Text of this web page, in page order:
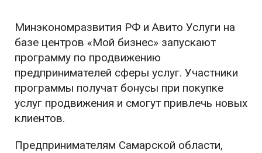
Минэкономразвития РФ и Авито Услуги на
базе центров «Мой бизнес» запускают
программу по продвижению
предпринимателей сферы услуг. Участники
программы получат бонусы при покупке
услуг продвижения и смогут привлечь новых
клиентов.
Предпринимателям Самарской области,